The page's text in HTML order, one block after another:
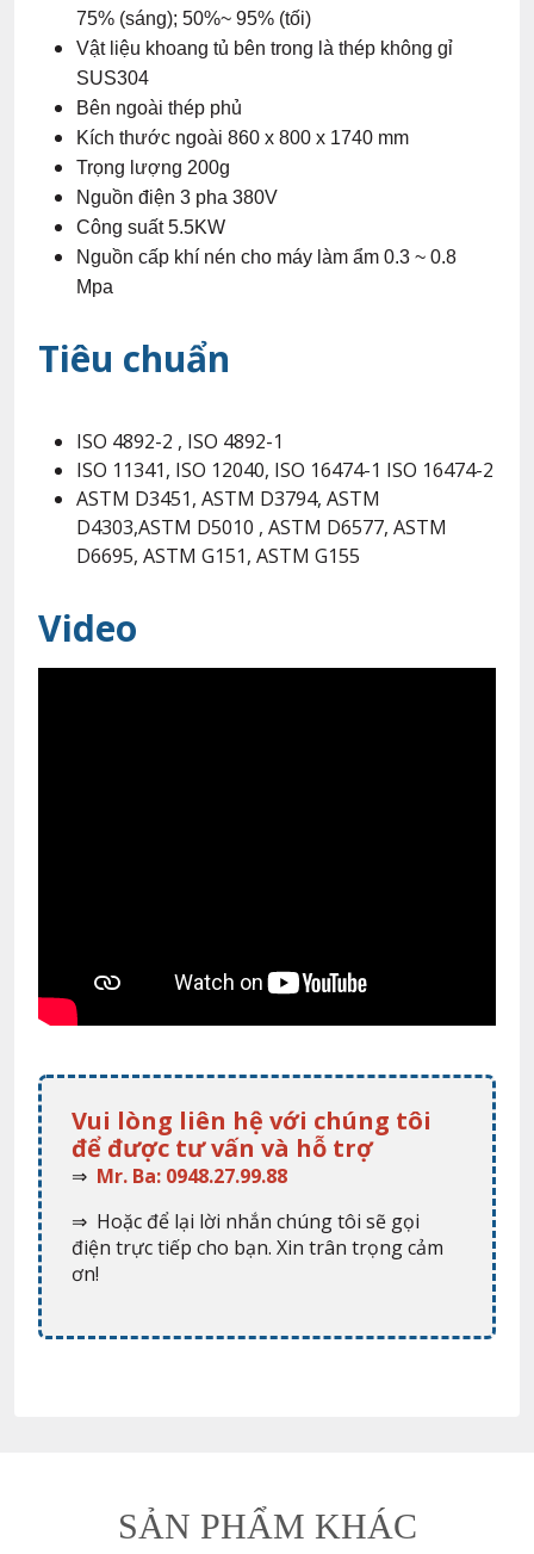
75% (sáng); 50%~ 95% (tối)
Vật liệu khoang tủ bên trong là thép không gỉ
SUS304
Bên ngoài thép phủ
Kích thước ngoài 860 x 800 x 1740 mm
Trọng lượng 200g
Nguồn điện 3 pha 380V
Công suất 5.5KW
Nguồn cấp khí nén cho máy làm ẩm 0.3 ~ 0.8
Mpa
Tiêu chuẩn
ISO 4892-2 , ISO 4892-1
ISO 11341, ISO 12040, ISO 16474-1 ISO 16474-2
ASTM D3451, ASTM D3794, ASTM
D4303,ASTM D5010 , ASTM D6577, ASTM
D6695, ASTM G151, ASTM G155
Video
Vui lòng liên hệ với chúng tôi
để được tư vấn và hỗ trợ
⇒ Mr. Ba: 0948.27.99.88
⇒ Hoặc để lại lời nhắn chúng tôi sẽ gọi
điện trực tiếp cho bạn. Xin trân trọng cảm
ơn!
SẢN PHẨM KHÁC